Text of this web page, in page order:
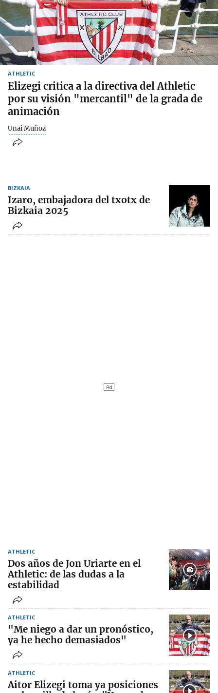
ATHLETIC
Elizegi critica a la directiva del Athletic
por su visión "mercantil" de la grada de
animación
Unai Muñoz
BIZKAIA
Izaro, embajadora del txotx de
Bizkaia 2025
ATHLETIC
Dos años de Jon Uriarte en el
Athletic: de las dudas a la
estabilidad
ATHLETIC
"Me niego a dar un pronóstico,
ya he hecho demasiados"
ATHLETIC
Aitor Elizegi toma ya posiciones